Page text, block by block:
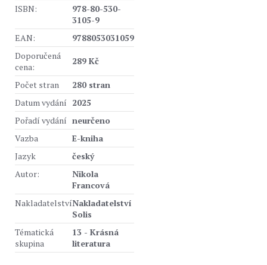
ISBN:
978-80-530-
3105-9
EAN:
9788053031059
Doporučená
cena:
289 Kč
Počet stran
280 stran
Datum vydání 2025
Pořadí vydání neurčeno
Vazba
E-kniha
Jazyk
český
Autor:
Nikola
Francová
NakladatelstvíNakladatelství
Solis
Tématická
skupina
13 - Krásná
literatura